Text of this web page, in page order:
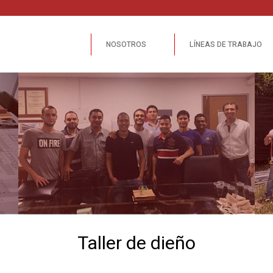
NOSOTROS LÍNEAS DE TRABAJO
Taller de dieño